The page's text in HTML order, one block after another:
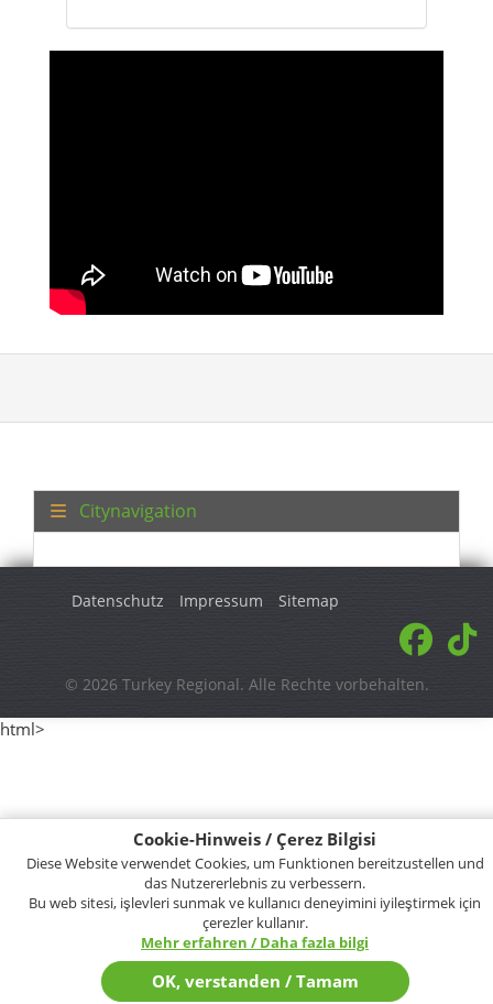
Cookie-Hinweis / Çerez Bilgisi
Diese Website verwendet Cookies, um Funktionen bereitzustellen und
das Nutzererlebnis zu verbessern.
Bu web sitesi, işlevleri sunmak ve kullanıcı deneyimini iyileştirmek için
çerezler kullanır.
Mehr erfahren / Daha fazla bilgi
OK, verstanden / Tamam
Citynavigation
Datenschutz Impressum Sitemap
© 2026 Turkey Regional. Alle Rechte vorbehalten.
html>